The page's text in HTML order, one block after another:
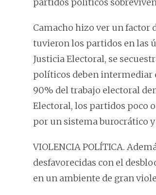
partidos políticos
Camacho hizo ver un factor
tuvieron los partidos en las
Justicia Electoral, se
políticos deben intermediar
90% del trabajo electoral
Electoral, los partidos poco
por un sistema burocrático
VIOLENCIA POLÍTICA.
desfavorecidas con el
en un ambiente de gran